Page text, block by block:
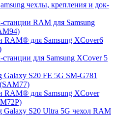
чехлы, крепления и док-
RAM для Samsung
RAM® для Samsung XCover6
для Samsung XCover 5
Galaxy S20 FE 5G SM-G781
RAM® для Samsung XCover
Galaxy S20 Ultra 5G чехол RAM